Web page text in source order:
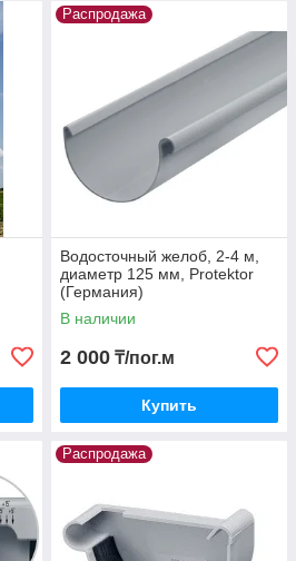
Распродажа
Водосточный желоб, 2-4 м,
диаметр 125 мм, Protektor
(Германия)
В наличии
2 000 ₸/пог.м
Купить
Распродажа